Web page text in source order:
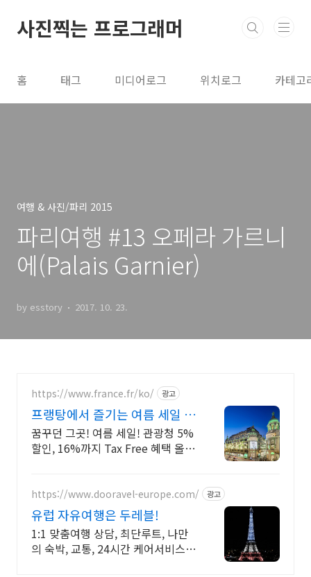
사진찍는 프로그래머
홈 태그 미디어로그 위치로그 카테고
여행 & 사진/파리 2015
파리여행 #13 오페라 가르니
에(Palais Garnier)
by esstory 2017. 10. 23.
https://www.france.fr/ko/ 광고
프랭탕에서 즐기는 여름 세일 무
료 에펠탑뷰 테라스
꿈꾸던 그곳! 여름 세일! 관광청 5%
할인, 16%까지 Tax Free 혜택 올해
https://www.dooravel-europe.com/ 광고
유럽 자유여행은 두레블!
1:1 맞춤여행 상담, 최단루트, 나만
의 숙박, 교통, 24시간 케어서비스